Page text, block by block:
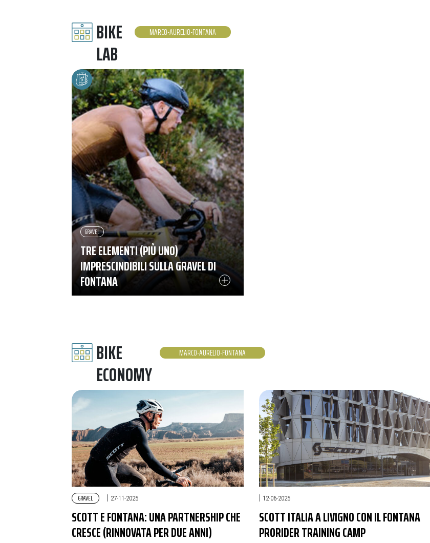
BIKE
LAB
MARCO-AURELIO-FONTANA
GRAVEL
TRE ELEMENTI (PIÙ UNO)
IMPRESCINDIBILI SULLA GRAVEL DI
FONTANA
BIKE
ECONOMY
MARCO-AURELIO-FONTANA
GRAVEL | 27-11-2025
SCOTT E FONTANA: UNA PARTNERSHIP CHE
CRESCE (RINNOVATA PER DUE ANNI)
| 12-06-2025
SCOTT ITALIA A LIVIGNO CON IL FONTANA
PRORIDER TRAINING CAMP